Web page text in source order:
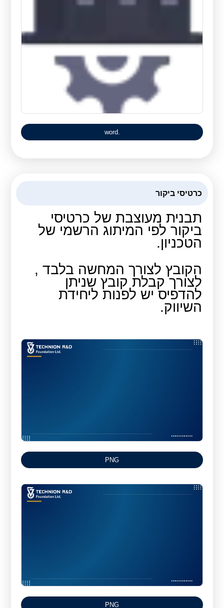
.word
כרטיסי ביקור
תבנית מעוצבת של כרטיסי
ביקור לפי המיתוג הרשמי של
הטכניון.
הקובץ לצורך המחשה בלבד ,
לצורך קבלת קובץ שניתן
להדפיס יש לפנות ליחידת
השיווק.
PNG
PNG